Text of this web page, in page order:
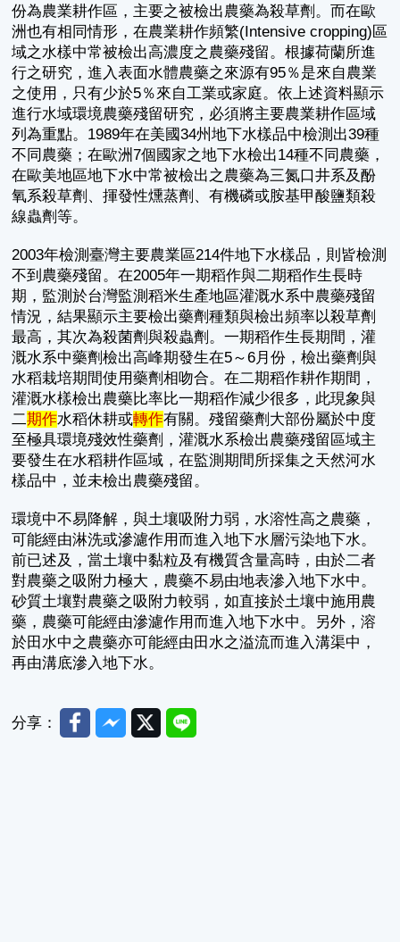
份為農業耕作區，主要之被檢出農藥為殺草劑。而在歐
洲也有相同情形，在農業耕作頻繁(Intensive cropping)區
域之水樣中常被檢出高濃度之農藥殘留。根據荷蘭所進
行之研究，進入表面水體農藥之來源有95％是來自農業
之使用，只有少於5％來自工業或家庭。依上述資料顯示
進行水域環境農藥殘留研究，必須將主要農業耕作區域
列為重點。1989年在美國34州地下水樣品中檢測出39種
不同農藥；在歐洲7個國家之地下水檢出14種不同農藥，
在歐美地區地下水中常被檢出之農藥為三氮口井系及酚
氧系殺草劑、揮發性燻蒸劑、有機磷或胺基甲酸鹽類殺
線蟲劑等。
2003年檢測臺灣主要農業區214件地下水樣品，則皆檢測
不到農藥殘留。在2005年一期稻作與二期稻作生長時
期，監測於台灣監測稻米生產地區灌溉水系中農藥殘留
情況，結果顯示主要檢出藥劑種類與檢出頻率以殺草劑
最高，其次為殺菌劑與殺蟲劑。一期稻作生長期間，灌
溉水系中藥劑檢出高峰期發生在5～6月份，檢出藥劑與
水稻栽培期間使用藥劑相吻合。在二期稻作耕作期間，
灌溉水樣檢出農藥比率比一期稻作減少很多，此現象與
二期作水稻休耕或轉作有關。殘留藥劑大部份屬於中度
至極具環境殘效性藥劑，灌溉水系檢出農藥殘留區域主
要發生在水稻耕作區域，在監測期間所採集之天然河水
樣品中，並未檢出農藥殘留。
環境中不易降解，與土壤吸附力弱，水溶性高之農藥，
可能經由淋洗或滲濾作用而進入地下水層污染地下水。
前已述及，當土壤中黏粒及有機質含量高時，由於二者
對農藥之吸附力極大，農藥不易由地表滲入地下水中。
砂質土壤對農藥之吸附力較弱，如直接於土壤中施用農
藥，農藥可能經由滲濾作用而進入地下水中。另外，溶
於田水中之農藥亦可能經由田水之溢流而進入溝渠中，
再由溝底滲入地下水。
分享： FacebookMessenger
TwitterLine